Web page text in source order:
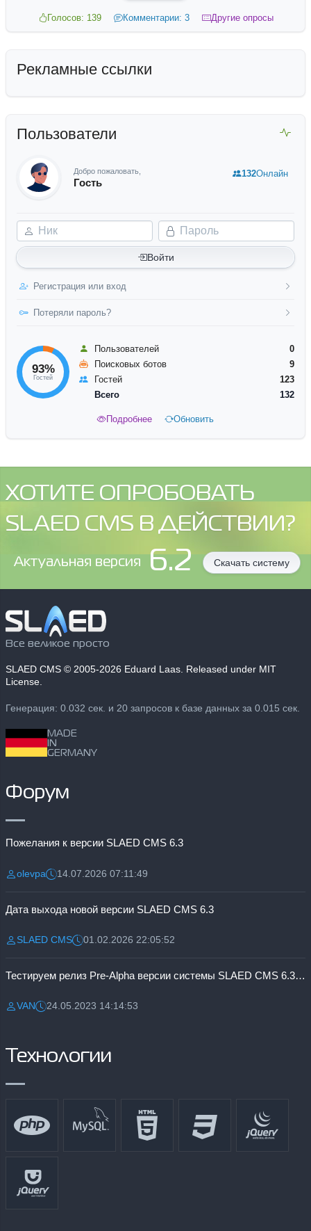
Голосов: 139 Комментарии: 3 Другие опросы
Рекламные ссылки
Пользователи
Добро пожаловать,
Гость
Ник Пароль
Войти
Регистрация или вход
Потеряли пароль?
132Онлайн
93%
Гостей
Пользователей
0
Поисковых ботов
9
Гостей
123
Всего
132
Подробнее Обновить
ХОТИТЕ ОПРОБОВАТЬ
SLAED CMS В ДЕЙСТВИИ?
Aктуальная версия 6.2 Скачать систему
Все великое просто
SLAED CMS © 2005-2026 Eduard Laas. Released under MIT
License.
Генерация: 0.032 сек. и 20 запросов к базе данных за 0.015 сек.
MADE
IN
GERMANY
Форум
Пожелания к версии SLAED CMS 6.3
Разместил:
olevpaДата:14.07.2026 07:11:49
Дата выхода новой версии SLAED CMS 6.3
Разместил:
SLAED CMSДата:01.02.2026 22:05:52
Тестируем релиз Pre-Alpha версии системы SLAED CMS 6.3 Pro
Разместил:
VANДата:24.05.2023 14:14:53
Технологии